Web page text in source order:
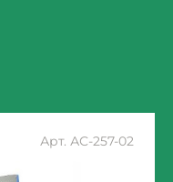
Арт. АС-257-02